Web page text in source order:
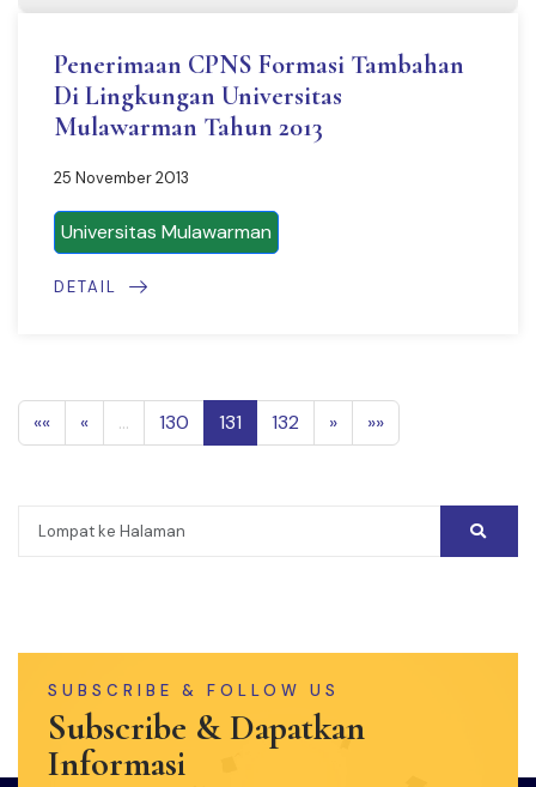
Penerimaan CPNS Formasi Tambahan
Di Lingkungan Universitas
Mulawarman Tahun 2013
25 November 2013
Universitas Mulawarman
DETAIL
«« « ... 130 131 132 » »»
SUBSCRIBE & FOLLOW US
Subscribe & Dapatkan
Informasi